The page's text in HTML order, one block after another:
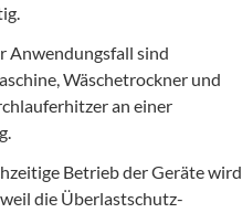
Anwendungsfall sind
Wäschetrockner und
an einer
Betrieb der Geräte wird
die Überlastschutz-